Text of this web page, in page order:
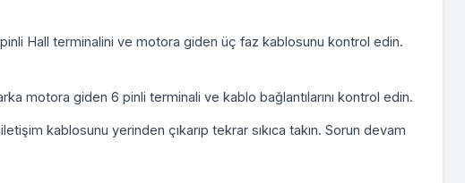
Hall terminalini ve motora giden üç faz kablosunu kontrol edin.
motora giden 6 pinli terminali ve kablo bağlantılarını kontrol edin.
kablosunu yerinden çıkarıp tekrar sıkıca takın. Sorun devam